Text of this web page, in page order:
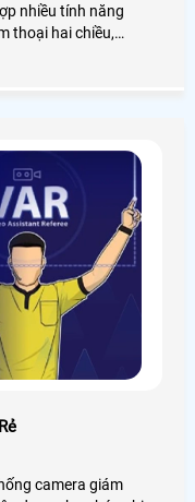
nhiều tính năng
thoại hai chiều,
camera giám